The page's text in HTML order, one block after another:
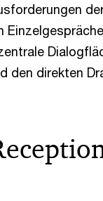
den direkten